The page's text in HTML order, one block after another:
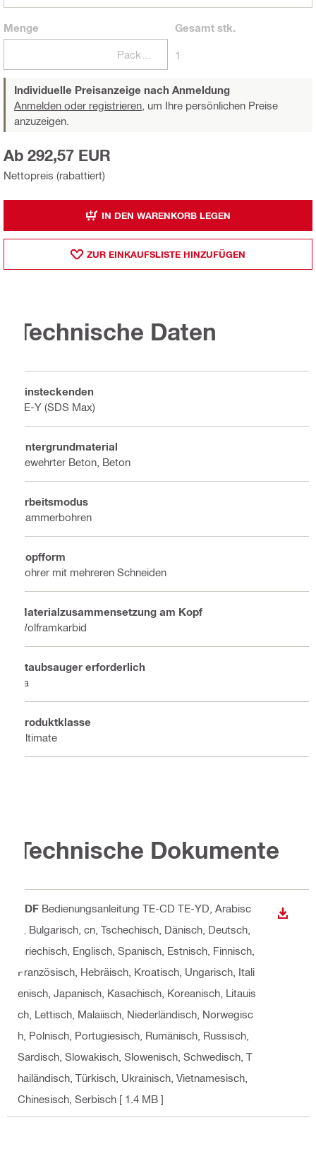
Menge Gesamtstk.
1
Individuelle Preisanzeige nach Anmeldung
Anmelden oder registrieren, um Ihre persönlichen Preise
anzuzeigen.
Nettopreis (rabattiert)
Ab 292,57 EUR
IN DEN WARENKORB LEGEN
ZUR EINKAUFSLISTE HINZUFÜGEN
Technische Daten
Einsteckenden
TE-Y (SDS Max)
Untergrundmaterial
Bewehrter Beton, Beton
Arbeitsmodus
Hammerbohren
Kopfform
Bohrer mit mehreren Schneiden
Materialzusammensetzung am Kopf
Wolframkarbid
Staubsauger erforderlich
Ja
Produktklasse
Ultimate
Technische Dokumente
PDF Bedienungsanleitung TE-CD TE-YD , Arabisc
h, Bulgarisch, cn, Tschechisch, Dänisch, Deutsch,
Griechisch, Englisch, Spanisch, Estnisch, Finnisch,
Französisch, Hebräisch, Kroatisch, Ungarisch, Itali
enisch, Japanisch, Kasachisch, Koreanisch, Litauis
ch, Lettisch, Malaiisch, Niederländisch, Norwegisc
h, Polnisch, Portugiesisch, Rumänisch, Russisch,
Sardisch, Slowakisch, Slowenisch, Schwedisch, T
hailändisch, Türkisch, Ukrainisch, Vietnamesisch,
Chinesisch, Serbisch [ 1.4 MB ]